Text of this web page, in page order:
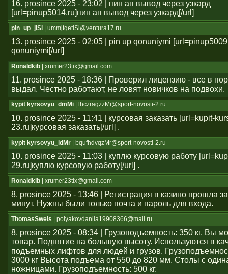
16. prosince 2025 - 23:02 | пин ап вывод через узкард
[url=pinup5014.ru]пин ап вывод через узкард[/url]
pin_up_jlSi | ummjtqetlSi@ventura17.ru
13. prosince 2025 - 02:05 | pin up qonuniymi
qonuniymi[/url]
Ronaldkib | xrumer23tix@gmail.com
11. prosince 2025 - 18:36 | Проверил лицензию - все в
выдал. Честно работают, не ловят новичков на подвохи.
kypit kyrsovyu_dmMi | lhczragzzMi@sport-novosti-2.ru
10. prosince 2025 - 11:41 | курсовая заказать [url=kupit-
23.ru]курсовая заказать[/url] .
kypit kyrsovyu_ldMr | bqufhdvqzMr@sport-novosti-2.ru
10. prosince 2025 - 11:03 | куплю курсовую работу
29.ru]куплю курсовую работу[/url] .
Ronaldkib | xrumer23tix@gmail.com
8. prosince 2025 - 13:46 | Регистрация в казино прошла
минут. Нужны были только почта и пароль для входа.
ThomasSwels | polyakovdanila19908366@mail.ru
8. prosince 2025 - 08:34 | Грузоподъемность: 350 кг. Вы
товар. Поднятие на большую высоту. Используются в
подъемных лифтов для людей и грузов.
3000 кг Высота подъема от 550 до 820 мм. Столы с
ножницами. Грузоподъемность: 500 кг.